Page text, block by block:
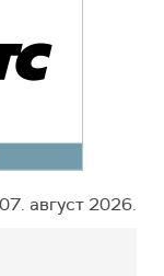
август 2026.